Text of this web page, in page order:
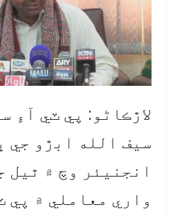
لاڙڪاڻو: پي ٽي آءِ
سيف الله ابڙو جي
انجنيئر وچ ۾ ٿيل
واري معاملي ۾ پي